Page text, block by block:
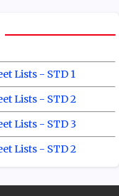
Lists - STD 1
Lists - STD 2
Lists - STD 3
Lists - STD 2